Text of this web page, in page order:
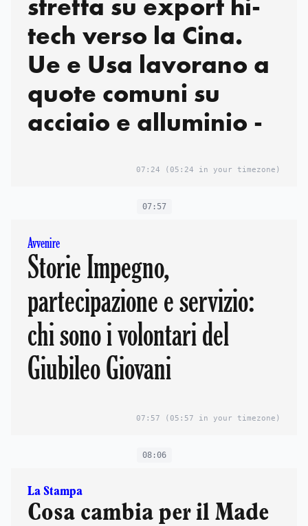
tech verso la Cina.
Ue e Usa lavorano a
quote comuni su
acciaio e alluminio -
07:24 (05:24 in your timezone)
07:57
Avvenire
Storie Impegno,
partecipazione e servizio:
chi sono i volontari del
Giubileo Giovani
07:57 (05:57 in your timezone)
08:06
La Stampa
Cosa cambia per il Made